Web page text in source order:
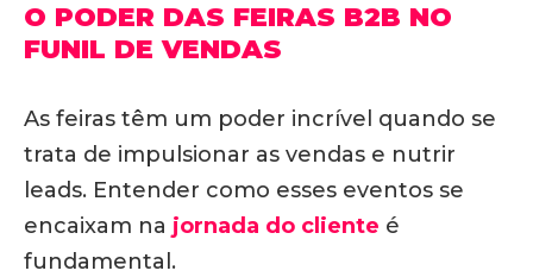
O PODER DAS FEIRAS B2B NO
FUNIL DE VENDAS
As feiras têm um poder incrível quando se
trata de impulsionar as vendas e nutrir
leads. Entender como esses eventos se
encaixam na jornada do cliente é
fundamental.